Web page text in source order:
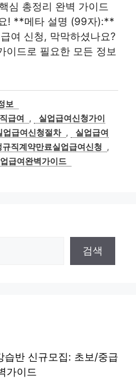
심 총정리 완벽 가이드
! **메타 설명 (99자):**
여 신청, 막막하셨나요?
이드로 필요한 모든 정보
보
급여 ,
실업급여신청가이
업급여신청절차 ,
실업급여
규직계약만료실업급여신청
,
급여완벽가이드
검색
습반 신규모집: 초보/중급
가이드